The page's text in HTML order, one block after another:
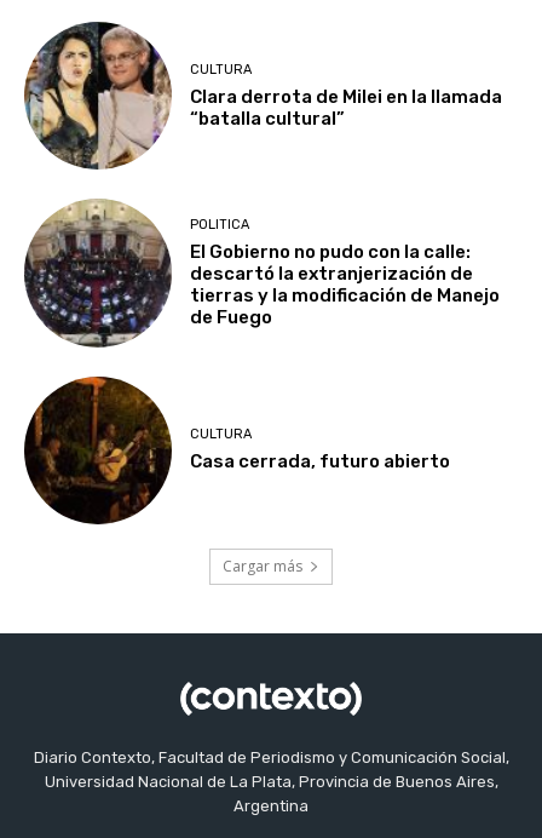
CULTURA
Clara derrota de Milei en la llamada
“batalla cultural”
POLITICA
El Gobierno no pudo con la calle:
descartó la extranjerización de
tierras y la modificación de Manejo
de Fuego
CULTURA
Casa cerrada, futuro abierto
Cargar más
Diario Contexto, Facultad de Periodismo y Comunicación Social,
Universidad Nacional de La Plata, Provincia de Buenos Aires,
Argentina